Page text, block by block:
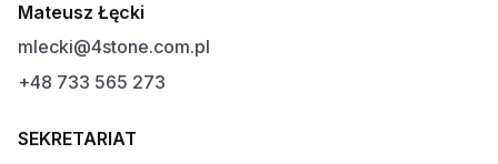
Mateusz Łęcki
mlecki@4stone.com.pl
+48 733 565 273
SEKRETARIAT